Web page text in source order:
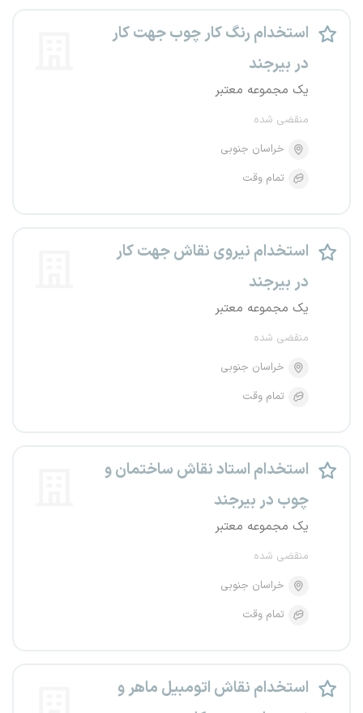
استخدام رنگ کار چوب جهت کار
در بیرجند
یک مجموعه معتبر
منقضی شده
خراسان جنوبی
تمام وقت
استخدام نیروی نقاش جهت کار
در بیرجند
یک مجموعه معتبر
منقضی شده
خراسان جنوبی
تمام وقت
استخدام استاد نقاش ساختمان و
چوب در بیرجند
یک مجموعه معتبر
منقضی شده
خراسان جنوبی
تمام وقت
استخدام نقاش اتومبیل ماهر و